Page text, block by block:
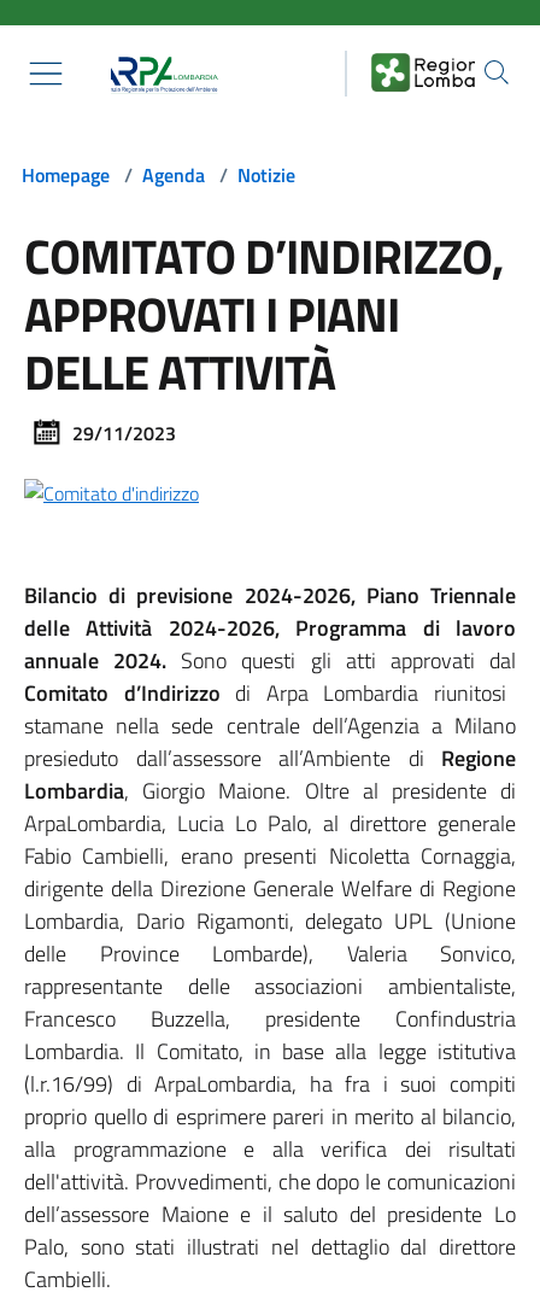
Homepage / Agenda / Notizie
COMITATO D’INDIRIZZO,
APPROVATI I PIANI
DELLE ATTIVITÀ
29/11/2023
Bilancio di previsione 2024-2026, Piano Triennale
delle Attività 2024-2026, Programma di lavoro
annuale 2024. Sono questi gli atti approvati dal
Comitato d’Indirizzo di Arpa Lombardia riunitosi
stamane nella sede centrale dell’Agenzia a Milano
presieduto dall’assessore all’Ambiente di Regione
Lombardia, Giorgio Maione. Oltre al presidente di
ArpaLombardia, Lucia Lo Palo, al direttore generale
Fabio Cambielli, erano presenti Nicoletta Cornaggia,
dirigente della Direzione Generale Welfare di Regione
Lombardia, Dario Rigamonti, delegato UPL (Unione
delle Province Lombarde), Valeria Sonvico,
rappresentante delle associazioni ambientaliste,
Francesco Buzzella, presidente Confindustria
Lombardia. Il Comitato, in base alla legge istitutiva
(l.r.16/99) di ArpaLombardia, ha fra i suoi compiti
proprio quello di esprimere pareri in merito al bilancio,
alla programmazione e alla verifica dei risultati
dell'attività. Provvedimenti, che dopo le comunicazioni
dell’assessore Maione e il saluto del presidente Lo
Palo, sono stati illustrati nel dettaglio dal direttore
Cambielli.